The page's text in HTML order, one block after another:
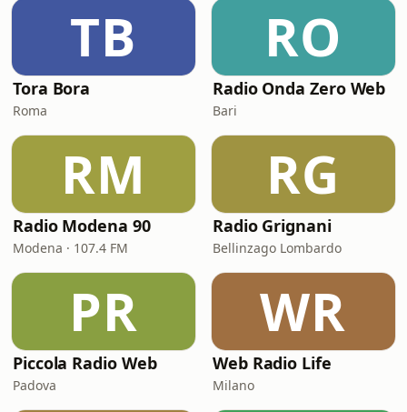
TB
Tora Bora
Roma
RO
Radio Onda Zero Web
Bari
RM
Radio Modena 90
Modena · 107.4 FM
RG
Radio Grignani
Bellinzago Lombardo
PR
Piccola Radio Web
Padova
WR
Web Radio Life
Milano